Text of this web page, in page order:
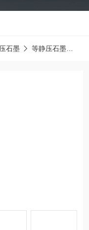
石墨 等静压石墨